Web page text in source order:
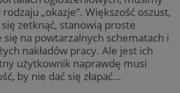
„okazje”. Większość oszust,
zetknąć, stanowią proste
na powtarzalnych schematach i
nakładów pracy. Ale jest ich
użytkownik naprawdę musi
by nie dać się złapać…